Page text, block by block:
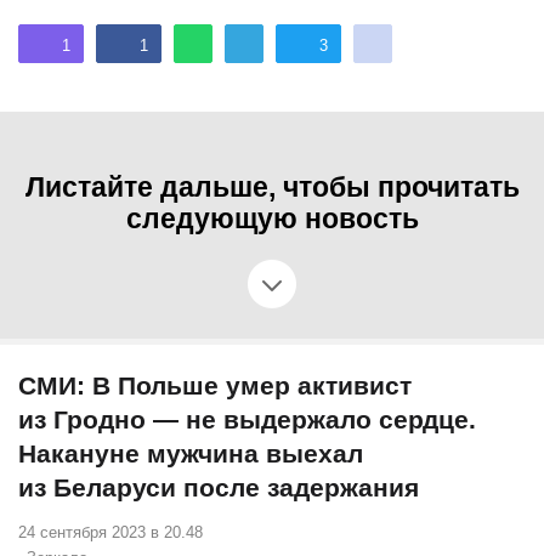
1 1 3
Листайте дальше, чтобы прочитать
следующую новость